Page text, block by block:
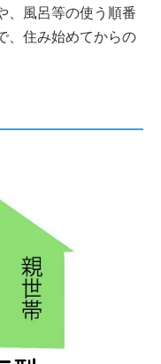
、風呂等の使う順番
、住み始めてからの